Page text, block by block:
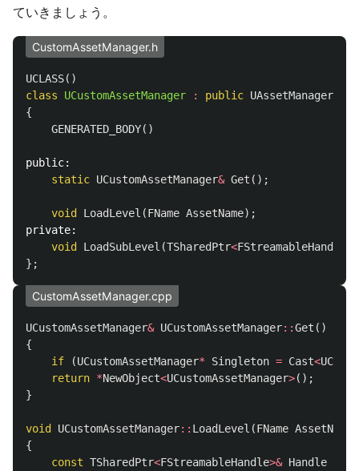
ていきましょう。
CustomAssetManager.h
UCLASS()
class
UCustomAssetManager : public UAssetManager
{
GENERATED_BODY()
public:
static UCustomAssetManager& Get ();
void LoadLevel (FName AssetName);
private:
void
LoadSubLevel (TSharedPtr<FStreamableHandle
};
CustomAssetManager.cpp
UCustomAssetManager& UCustomAssetManager::Get ()
{
if
(UCustomAssetManager* Singleton = Cast<
return *NewObject<UCustomAssetManager>();
}
void UCustomAssetManager:: LoadLevel (FName AssetName
{
const TSharedPtr<FStreamableHandle>& Handle